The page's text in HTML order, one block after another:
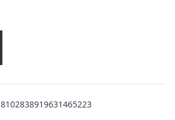
8102838919631465223